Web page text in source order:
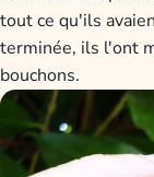
tout ce qu'ils
terminée, ils l'ont
bouchons.